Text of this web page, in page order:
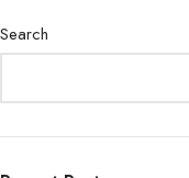
Search